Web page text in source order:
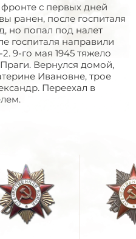
с первых дней
ранен, после госпиталя
но попал под налет
госпиталя направили
9-го мая 1945 тяжело
Вернулся домой,
Ивановне, трое
Переехал в